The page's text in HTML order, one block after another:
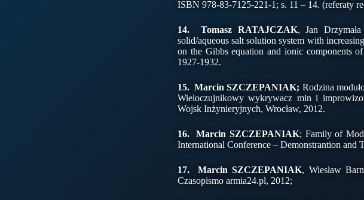
ISBN 978-83-7125-221-1; s. 11 – 14. (referaty
14. Tomasz RATAJCZAK, Jan
solid/aqueous salt solution system with
on the Gibbs equation and ionic components
1927-1932.
15. Marcin SZCZEPANIAK; Rodzina
Wieloczujnikowy wykrywacz min i
Wojsk Inżynieryjnych, Wrocław, 2012.
16. Marcin SZCZEPANIAK; Family of
International Conference – Demonstrantion and
17. Marcin SZCZEPANIAK, Wiesław
Czasopismo armia24.pl, 2012;